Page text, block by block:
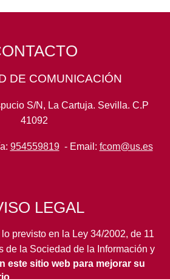
DE COMUNICACIÓN
S/N, La Cartuja. Sevilla. C.P
41092
954559819- Email: fcom@us.es
LEGAL
previsto en la Ley 34/2002, de 11
de la Sociedad de la Información y
así como en otras normas de
este sitio web para mejorar su